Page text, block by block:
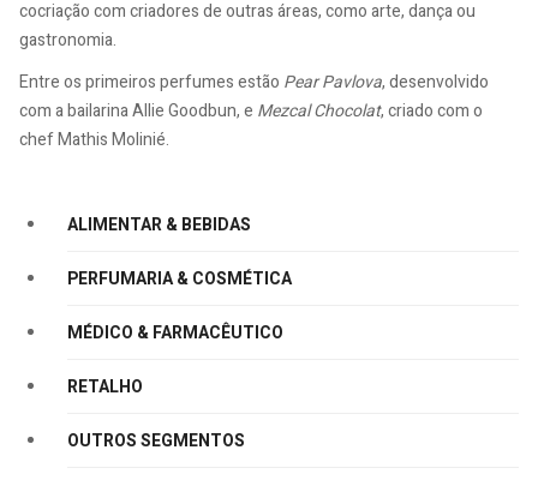
cocriação com criadores de outras áreas, como arte, dança ou
gastronomia.
Entre os primeiros perfumes estão Pear Pavlova, desenvolvido
com a bailarina Allie Goodbun, e Mezcal Chocolat, criado com o
chef Mathis Molinié.
ALIMENTAR & BEBIDAS
PERFUMARIA & COSMÉTICA
MÉDICO & FARMACÊUTICO
RETALHO
OUTROS SEGMENTOS